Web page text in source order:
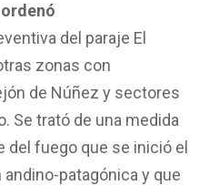
del paraje El
zonas con
de Núñez y sectores
Se trató de una medida
del fuego que se inició el
patagónica y que